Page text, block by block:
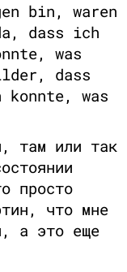
bin, waren
dass ich
was
dass
was
там или так
просто
что мне
а это еще